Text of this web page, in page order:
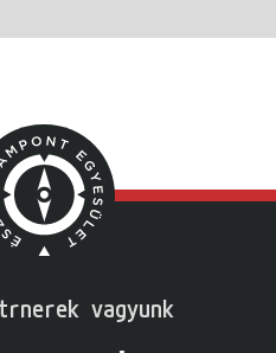
vagyunk